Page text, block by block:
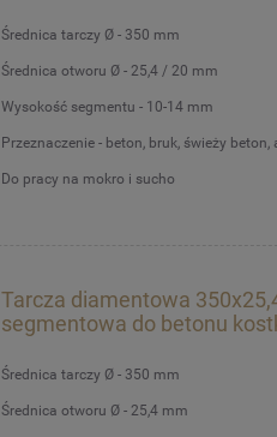
Średnica tarczy Ø - 350 mm
Średnica otworu Ø - 25,4 / 20 mm
Wysokość segmentu - 10-14 mm
Przeznaczenie - beton, bruk, świeży
Do pracy na mokro i sucho
Tarcza diamentowa
segmentowa do betonu
Średnica tarczy Ø - 350 mm
Średnica otworu Ø - 25,4 mm